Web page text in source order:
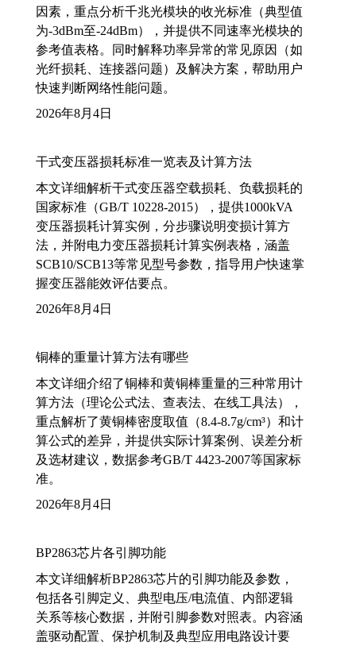
因素，重点分析千兆光模块的收光标准（典型值
为-3dBm至-24dBm），并提供不同速率光模块的
参考值表格。同时解释功率异常的常见原因（如
光纤损耗、连接器问题）及解决方案，帮助用户
快速判断网络性能问题。
2026年8月4日
干式变压器损耗标准一览表及计算方法
本文详细解析干式变压器空载损耗、负载损耗的
国家标准（GB/T 10228-2015），提供1000kVA
变压器损耗计算实例，分步骤说明变损计算方
法，并附电力变压器损耗计算实例表格，涵盖
SCB10/SCB13等常见型号参数，指导用户快速掌
握变压器能效评估要点。
2026年8月4日
铜棒的重量计算方法有哪些
本文详细介绍了铜棒和黄铜棒重量的三种常用计
算方法（理论公式法、查表法、在线工具法），
重点解析了黄铜棒密度取值（8.4-8.7g/cm³）和计
算公式的差异，并提供实际计算案例、误差分析
及选材建议，数据参考GB/T 4423-2007等国家标
准。
2026年8月4日
BP2863芯片各引脚功能
本文详细解析BP2863芯片的引脚功能及参数，
包括各引脚定义、典型电压/电流值、内部逻辑
关系等核心数据，并附引脚参数对照表。内容涵
盖驱动配置、保护机制及典型应用电路设计要